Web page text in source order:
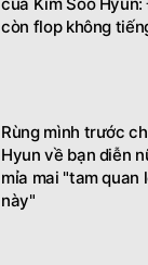
còn flop không
Rùng mình trước
Hyun về bạn diễn
mỉa mai "tam quan
này"